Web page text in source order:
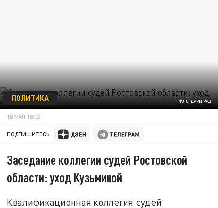
ФОТО: ЦАРЬГРАД
ПОЛИТИКА
18 МАЯ 18:12
ПОДПИШИТЕСЬ:
Заседание коллегии судей Ростовской
области: уход Кузьминой
Квалификационная коллегия судей